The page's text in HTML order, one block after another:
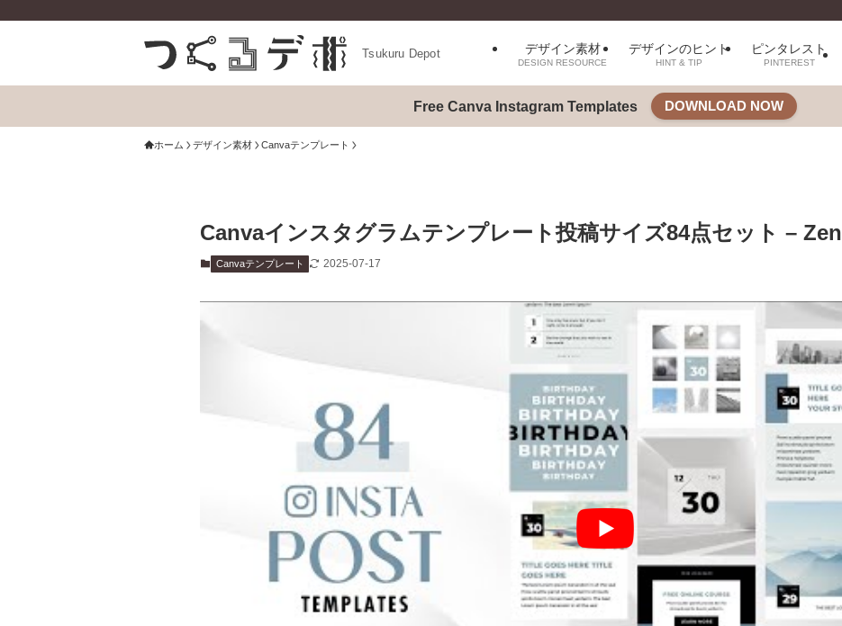
Tsukuru Depot デザイン素材
DESIGN RESOURCE
デザインのヒント
HINT & TIP
ピンタレスト
PINTEREST
Free Canva Instagram Templates DOWNLOAD NOW
ホーム デザイン素材 Canvaテンプレート
Canvaインスタグラムテンプレート投稿サイズ84点セット – Zen
Canvaテンプレート 2025-07-17